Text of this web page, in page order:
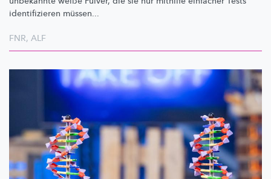
identifizieren müssen...
FNR, ALF